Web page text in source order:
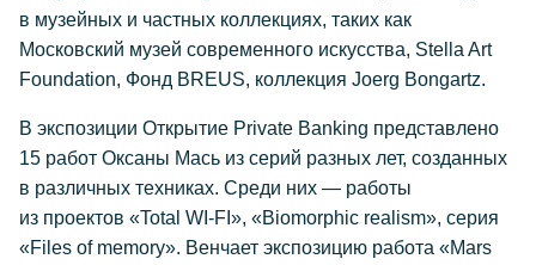
в музейных и частных коллекциях, таких как
Московский музей современного искусства, Stella Art
Foundation, Фонд BREUS, коллекция Joerg Bongartz.
В экспозиции Открытие Private Banking представлено
15 работ Оксаны Мась из серий разных лет, созданных
в различных техниках. Среди них — работы
из проектов «Total WI-FI», «Biomorphic realism», серия
«Files of memory». Венчает экспозицию работа «Mars